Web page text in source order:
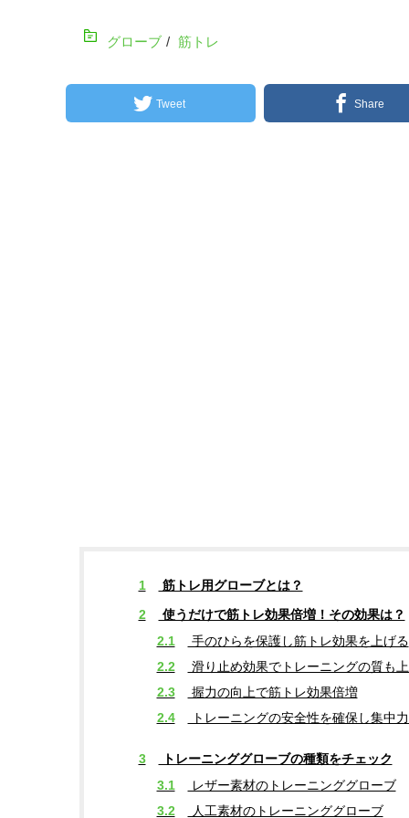
グローブ / 筋トレ
Tweet Share
1
筋トレ用グローブとは？
2
使うだけで筋トレ効果倍増！その効果は？
2.1
手のひらを保護し筋トレ効果を上げる
2.2
滑り止め効果でトレーニングの質も
2.3
握力の向上で筋トレ効果倍増
2.4
トレーニングの安全性を確保し集中
3
トレーニンググローブの種類をチェック
3.1
レザー素材のトレーニンググローブ
3.2
人工素材のトレーニンググローブ